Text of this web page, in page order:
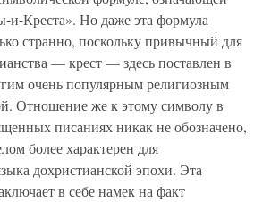
и-Креста». Но даже эта формула
странно, поскольку привычный для
— крест — здесь поставлен в
очень популярным религиозным
Отношение же к этому символу в
писаниях никак не обозначено,
более характерен для
дохристианской эпохи. Эта
в себе намек на факт